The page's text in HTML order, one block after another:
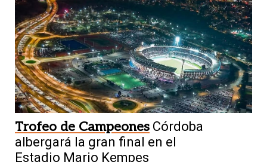
Trofeo de Campeones Córdoba
albergará la gran final en el
Estadio Mario Kempes